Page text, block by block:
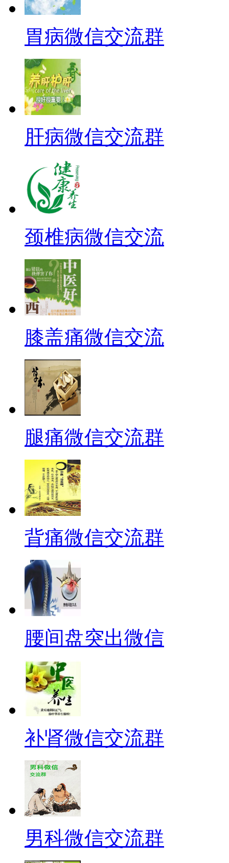
胃病微信交流群
肝病微信交流群
颈椎病微信交流
膝盖痛微信交流
腿痛微信交流群
背痛微信交流群
腰间盘突出微信
补肾微信交流群
男科微信交流群